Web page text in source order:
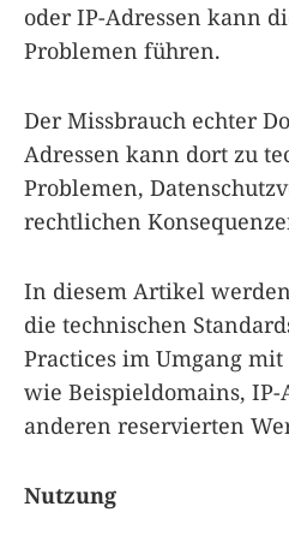
oder IP-Adressen kann
Problemen führen.
Der Missbrauch echter
Adressen kann dort zu
Problemen,
rechtlichen
In diesem Artikel
die technischen
Practices im Umgang mit
wie Beispieldomains, IP-
anderen reservierten
Nutzung